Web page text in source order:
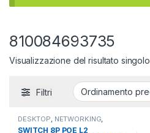
810084693735
Visualizzazione del risultato singolo
Filtri
DESKTOP NETWORKING
SWITCH 8P POE L2